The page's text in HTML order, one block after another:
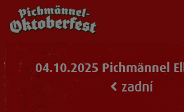
04.10.2025 Pichmännel
zadní